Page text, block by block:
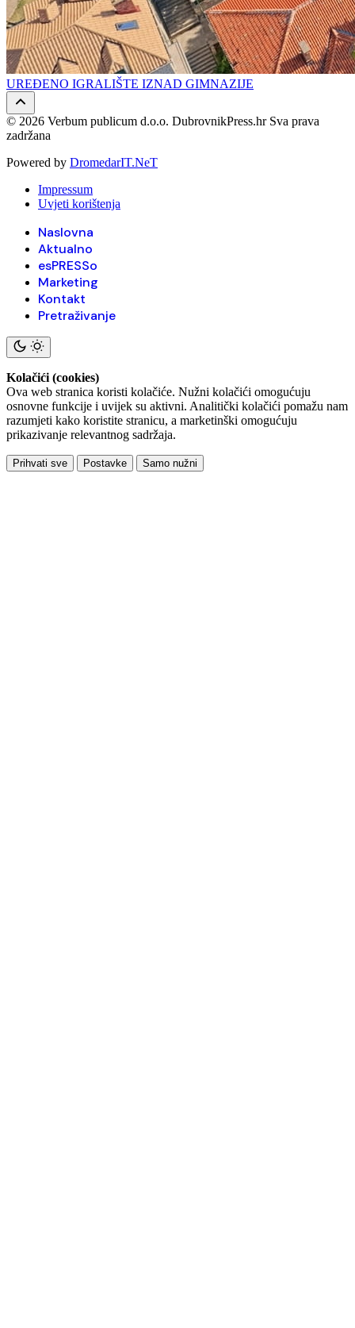
UREĐENO IGRALIŠTE IZNAD GIMNAZIJE
© 2026 Verbum publicum d.o.o. DubrovnikPress.hr Sva prava
zadržana
Powered by DromedarIT.NeT
Impressum
Uvjeti korištenja
Naslovna
Aktualno
esPRESSo
Marketing
Kontakt
Pretraživanje
Kolačići (cookies)
Ova web stranica koristi kolačiće. Nužni kolačići omogućuju
osnovne funkcije i uvijek su aktivni. Analitički kolačići pomažu nam
razumjeti kako koristite stranicu, a marketinški omogućuju
prikazivanje relevantnog sadržaja.
Prihvati sve Postavke Samo nužni